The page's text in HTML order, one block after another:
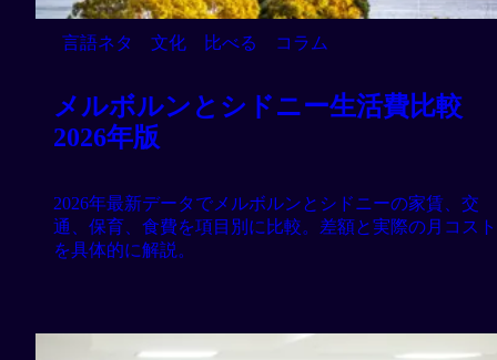
言語ネタ 文化 比べる コラム
メルボルンとシドニー生活費比較
2026年版
2026年最新データでメルボルンとシドニーの家賃、交
通、保育、食費を項目別に比較。差額と実際の月コスト
を具体的に解説。